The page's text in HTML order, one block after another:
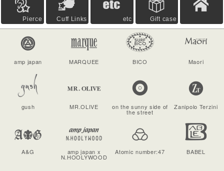
Pierce Cuff Links etc Gift case
amp japan MARQUEE BICO Maori
gush MR.OLIVE on the sunny side of
the street
Zanipolo Terzini
A&G amp japan x
N.HOOLYWOOD
Atomic number:47 BABEL